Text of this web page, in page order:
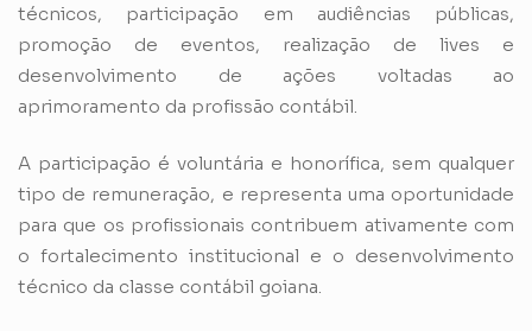
técnicos, participação em audiências públicas,
promoção de eventos, realização de lives e
desenvolvimento de ações voltadas ao
aprimoramento da profissão contábil.
A participação é voluntária e honorífica, sem qualquer
tipo de remuneração, e representa uma oportunidade
para que os profissionais contribuem ativamente com
o fortalecimento institucional e o desenvolvimento
técnico da classe contábil goiana.